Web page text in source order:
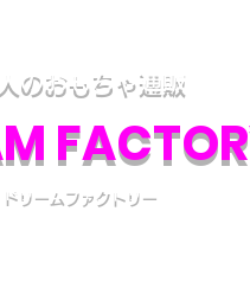
のおもちゃ通販
ドリームファクトリー